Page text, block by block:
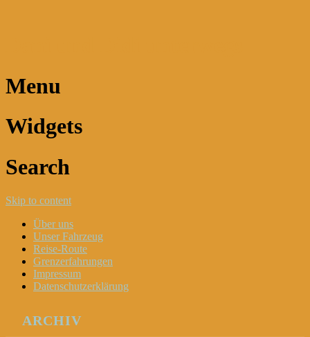
Menu
Widgets
Search
Skip to content
Über uns
Unser Fahrzeug
Reise-Route
Grenzerfahrungen
Impressum
Datenschutzerklärung
ARCHIV